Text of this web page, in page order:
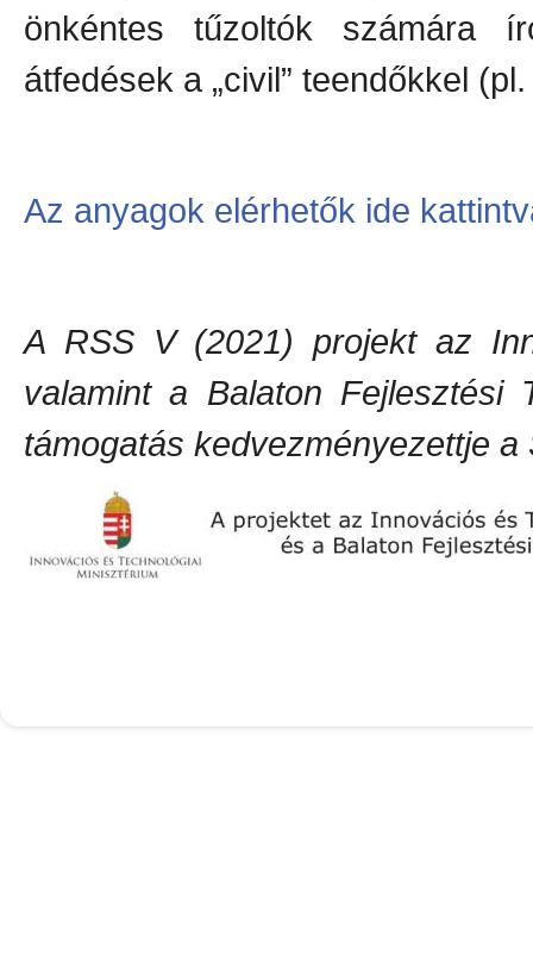
önkéntes tűzoltók számára
átfedések a „civil” teendőkkel
Az anyagok elérhetők ide
A RSS V (2021) projekt az
valamint a Balaton Fejlesztési
támogatás kedvezményezettje